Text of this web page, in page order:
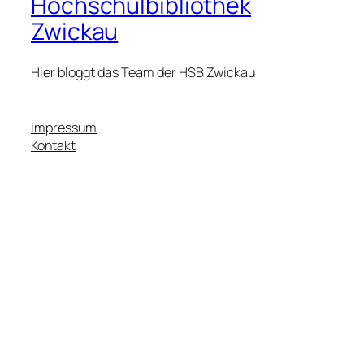
Zwickau
Hier bloggt das Team der HSB Zwickau
Impressum
Kontakt